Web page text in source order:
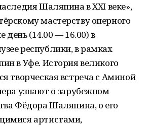
Шаляпина в XXI веке»,
мастерству оперного
день (14.00 — 16.00) в
республики, в рамках
в Уфе. История великого
творческая встреча с Аминой
узнают о зарубежном
Фёдора Шаляпина, о его
артистами,